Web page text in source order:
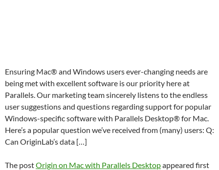
Ensuring Mac® and Windows users ever-changing needs are
being met with excellent software is our priority here at
Parallels. Our marketing team sincerely listens to the endless
user suggestions and questions regarding support for popular
Windows-specific software with Parallels Desktop® for Mac.
Here’s a popular question we’ve received from (many) users: Q:
Can OriginLab’s data […]
The postOrigin on Mac with Parallels Desktopappeared first